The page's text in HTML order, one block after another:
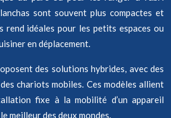
sont souvent plus compactes et
rend idéales pour les petits espaces ou
en déplacement.
des solutions hybrides, avec des
chariots mobiles. Ces modèles allient
fixe à la mobilité d’un appareil
meilleur des deux mondes.